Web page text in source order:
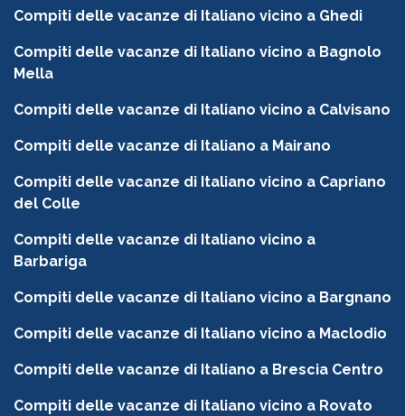
Compiti delle vacanze di Italiano vicino a Ghedi
Compiti delle vacanze di Italiano vicino a Bagnolo
Mella
Compiti delle vacanze di Italiano vicino a Calvisano
Compiti delle vacanze di Italiano a Mairano
Compiti delle vacanze di Italiano vicino a Capriano
del Colle
Compiti delle vacanze di Italiano vicino a
Barbariga
Compiti delle vacanze di Italiano vicino a Bargnano
Compiti delle vacanze di Italiano vicino a Maclodio
Compiti delle vacanze di Italiano a Brescia Centro
Compiti delle vacanze di Italiano vicino a Rovato